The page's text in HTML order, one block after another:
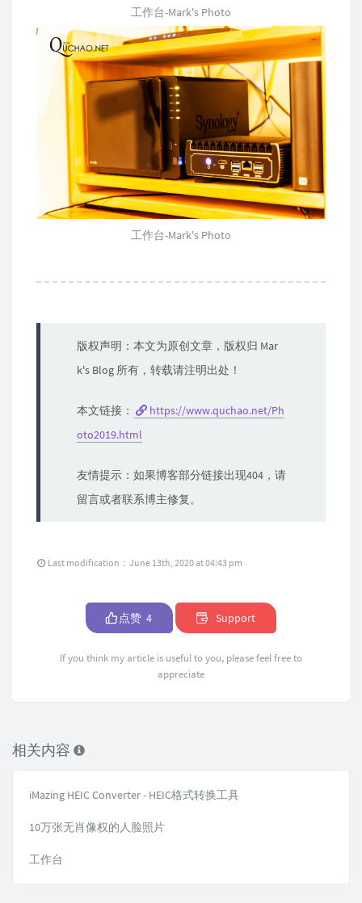
工作台-Mark's Photo
工作台-Mark's Photo
版权声明：本文为原创文章，版权归 Mar
k's Blog 所有，转载请注明出处！
本文链接：
https://www.quchao.net/Ph
oto2019.html
友情提示：如果博客部分链接出现404，请
留言或者联系博主修复。
Last modification：June 13th, 2020 at 04:43 pm
点赞 4 Support
If you think my article is useful to you, please feel free to
appreciate
相关内容
iMazing HEIC Converter - HEIC格式转换工具
10万张无肖像权的人脸照片
工作台